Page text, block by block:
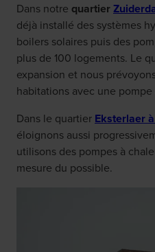
Dans notre quartier
déjà installé des systèmes
boilers solaires puis des
plus de 100 logements. Le
expansion et nous
habitations avec une
Dans le quartier Eksterlaer
éloignons aussi
utilisons des pompes à
mesure du possible.